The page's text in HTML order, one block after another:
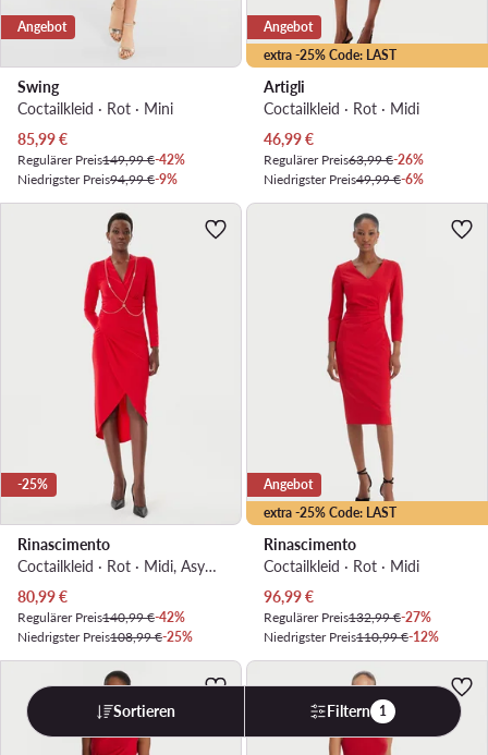
Angebot
Swing
Coctailkleid · Rot · Mini
Aktueller Preis
85,99€
Regulärer Preis149,99 €-42%
Niedrigster Preis94,99 €-9%
extra -25% Code: LAST
Angebot
Artigli
Coctailkleid · Rot · Midi
Aktueller Preis
46,99€
Regulärer Preis63,99 €-26%
Niedrigster Preis49,99 €-6%
-25%
Rinascimento
Coctailkleid · Rot · Midi, Asymmetrisch
Aktueller Preis
80,99€
Regulärer Preis140,99 €-42%
Niedrigster Preis108,99 €-25%
extra -25% Code: LAST
Angebot
Rinascimento
Coctailkleid · Rot · Midi
Aktueller Preis
96,99€
Regulärer Preis132,99 €-27%
Niedrigster Preis110,99 €-12%
Sortieren Filtern 1